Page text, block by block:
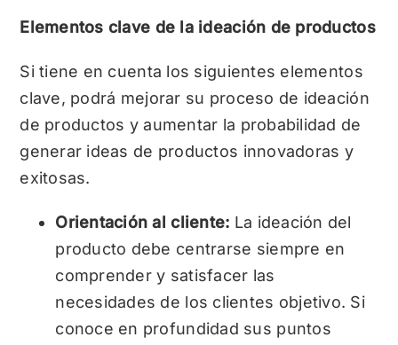
Elementos clave de la ideación de productos
Si tiene en cuenta los siguientes elementos
clave, podrá mejorar su proceso de ideación
de productos y aumentar la probabilidad de
generar ideas de productos innovadoras y
exitosas.
Orientación al cliente: La ideación del
producto debe centrarse siempre en
comprender y satisfacer las
necesidades de los clientes objetivo. Si
conoce en profundidad sus puntos